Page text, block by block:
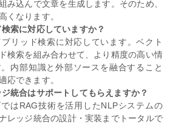
章に反映します。これにより、時事性の
能になります。
ですか？
識のみに基づいてテキストを生成しま
応じて外部データベースから情報を検
み込んで文章を生成します。そのため、
くなります。
索に対応していますか？
リッド検索に対応しています。ベクト
検索を組み合わせて、より精度の高い情